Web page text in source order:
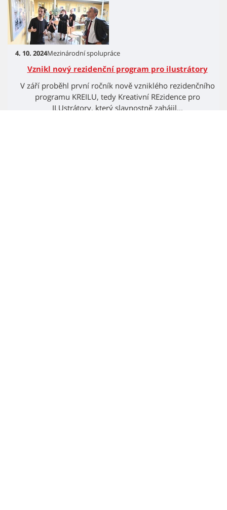
4. 10. 2024Mezinárodní spolupráce
Vznikl nový rezidenční program pro ilustrátory
V září proběhl první ročník nově vzniklého rezidenčního
programu KREILU, tedy Kreativní REzidence pro
ILUstrátory, který slavnostně zahájil...